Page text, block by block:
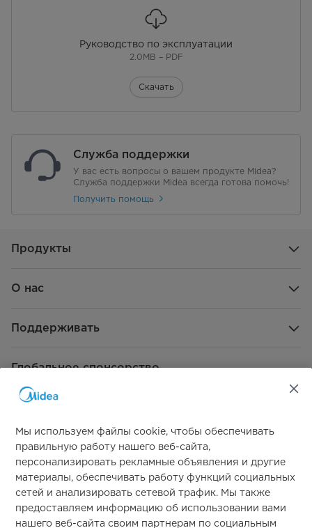
Руководство по эксплуатации
2.0MB – PDF
Скачать
Служба поддержки
У вас есть вопросы о вашем продукте Midea?
Служба поддержки Midea всегда готова помочь!
Получить помощь
Продукты
О нас
Поддерживать
Глобальное спонсорство
Свяжитесь с нами
Мы используем файлы cookie, чтобы обеспечивать
правильную работу нашего веб-сайта,
персонализировать рекламные объявления и другие
материалы, обеспечивать работу функций социальных
сетей и анализировать сетевой трафик. Мы также
предоставляем информацию об использовании вами
нашего веб-сайта своим партнерам по социальным